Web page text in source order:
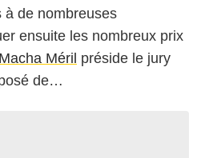
à de nombreuses
ensuite les nombreux prix
Macha Méril préside le jury
de…